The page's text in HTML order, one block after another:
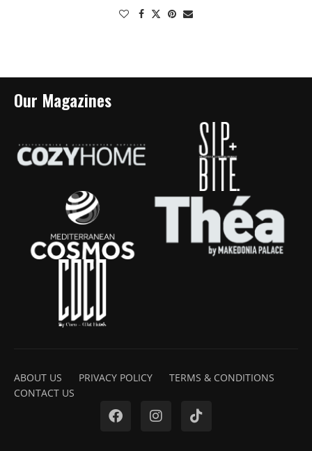
Our Magazines
ABOUT US PRIVACY POLICY
TERMS & CONDITIONS
CONTACT US